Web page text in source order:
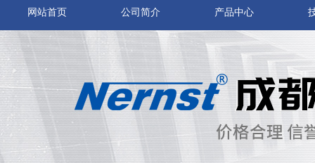
网站首页 公司简介 产品中心